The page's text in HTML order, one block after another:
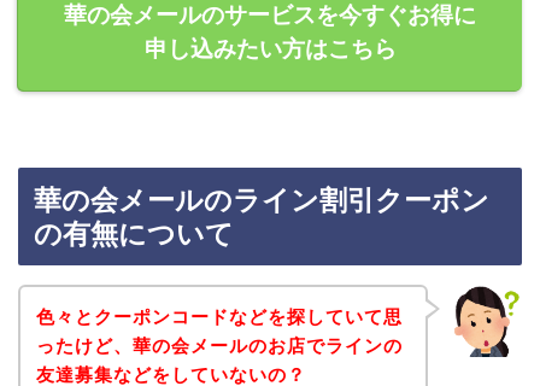
華の会メールのサービスを今すぐお得に
申し込みたい方はこちら
華の会メールのライン割引クーポン
の有無について
色々とクーポンコードなどを探していて思
ったけど、華の会メールのお店でラインの
友達募集などをしていないの？